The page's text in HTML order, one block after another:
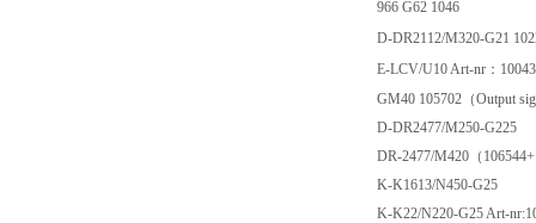
966 G62 1046
D-DR2112/M320-G21
E-LCV/U10 Art-nr：
GM40 105702（Output
D-DR2477/M250-G225
DR-2477/M420（
K-K1613/N450-G25
K-K22/N220-G25 Art-